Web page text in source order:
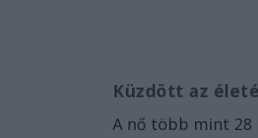
Küzdött az
A nő több mint 28